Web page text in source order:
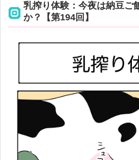
乳搾り体験：今夜は納豆ご
か？【第194回】